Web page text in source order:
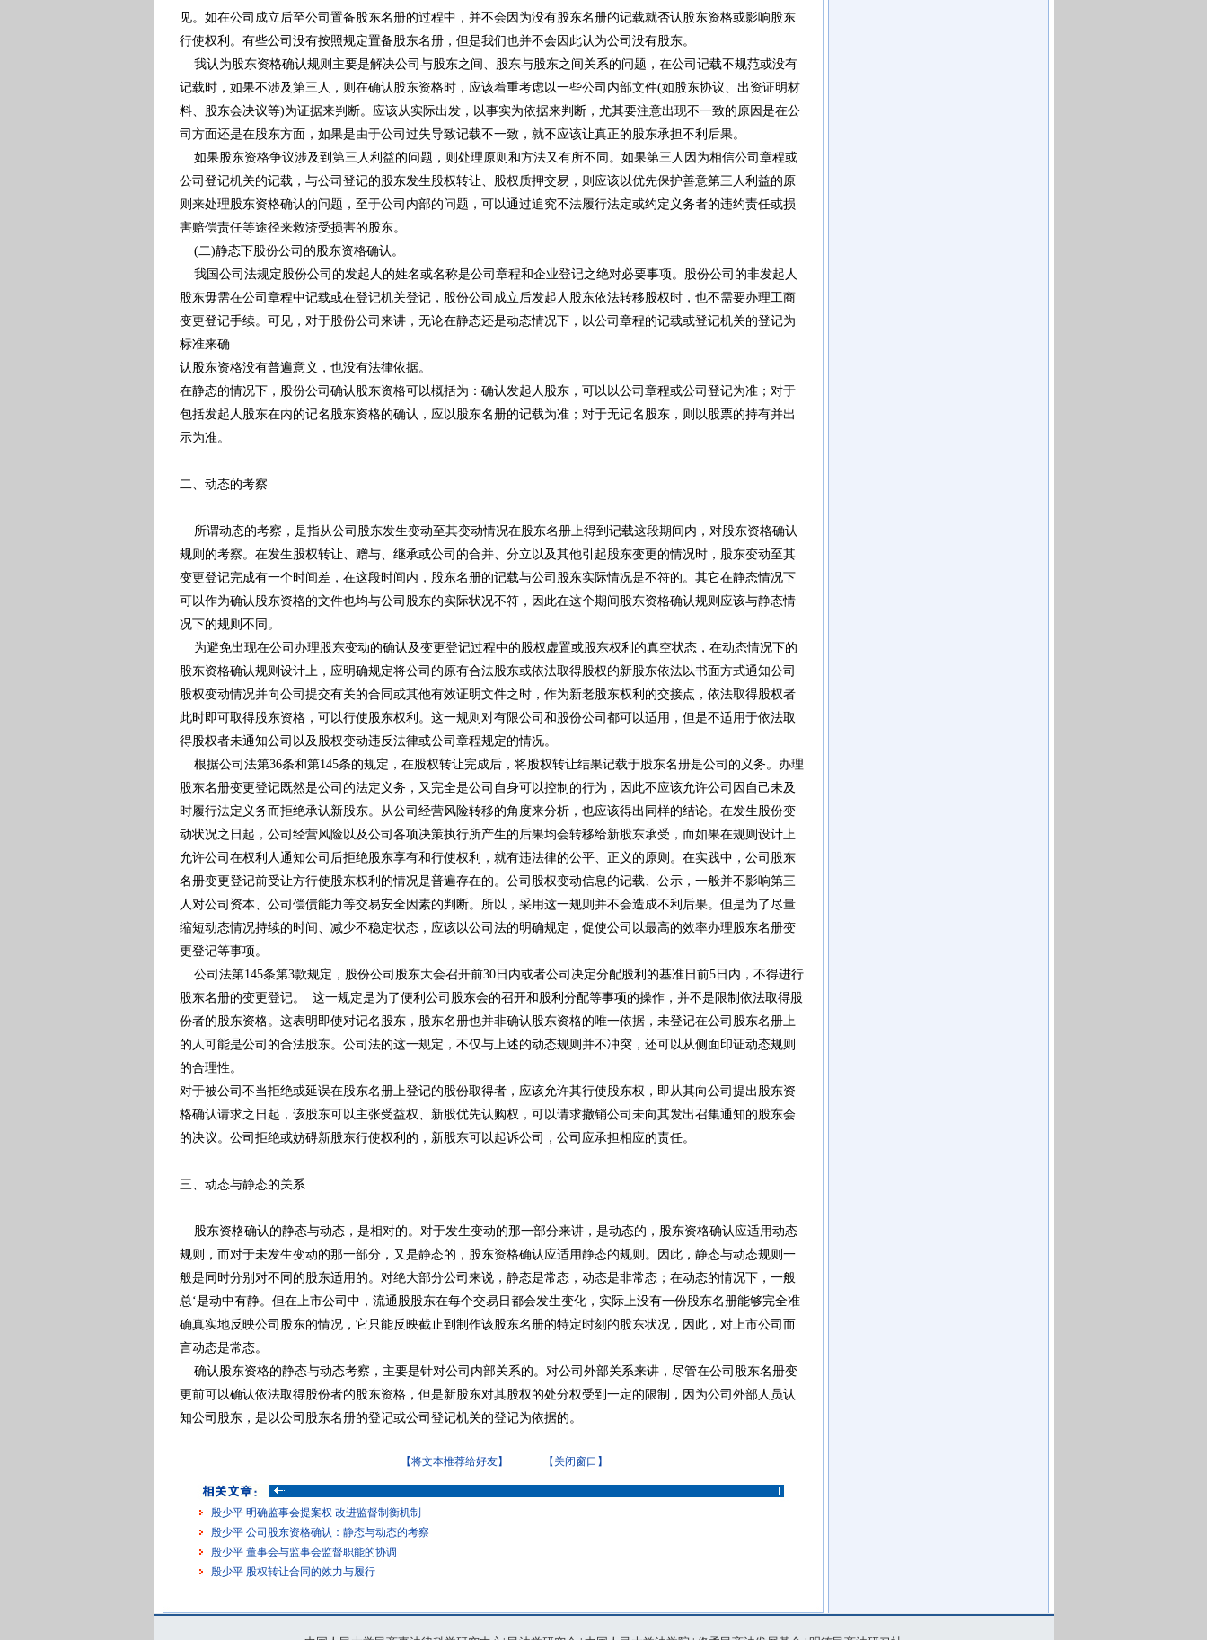
见。如在公司成立后至公司置备股东名册的过程中，并不会因为没有股东名册的记载就否认股东资格或影响股东
行使权利。有些公司没有按照规定置备股东名册，但是我们也并不会因此认为公司没有股东。
我认为股东资格确认规则主要是解决公司与股东之间、股东与股东之间关系的问题，在公司记载不规范或没有
记载时，如果不涉及第三人，则在确认股东资格时，应该着重考虑以一些公司内部文件(如股东协议、出资证明材
料、股东会决议等)为证据来判断。应该从实际出发，以事实为依据来判断，尤其要注意出现不一致的原因是在公
司方面还是在股东方面，如果是由于公司过失导致记载不一致，就不应该让真正的股东承担不利后果。
如果股东资格争议涉及到第三人利益的问题，则处理原则和方法又有所不同。如果第三人因为相信公司章程或
公司登记机关的记载，与公司登记的股东发生股权转让、股权质押交易，则应该以优先保护善意第三人利益的原
则来处理股东资格确认的问题，至于公司内部的问题，可以通过追究不法履行法定或约定义务者的违约责任或损
害赔偿责任等途径来救济受损害的股东。
(二)静态下股份公司的股东资格确认。
我国公司法规定股份公司的发起人的姓名或名称是公司章程和企业登记之绝对必要事项。股份公司的非发起人
股东毋需在公司章程中记载或在登记机关登记，股份公司成立后发起人股东依法转移股权时，也不需要办理工商
变更登记手续。可见，对于股份公司来讲，无论在静态还是动态情况下，以公司章程的记载或登记机关的登记为
标准来确
认股东资格没有普遍意义，也没有法律依据。
在静态的情况下，股份公司确认股东资格可以概括为：确认发起人股东，可以以公司章程或公司登记为准；对于
包括发起人股东在内的记名股东资格的确认，应以股东名册的记载为准；对于无记名股东，则以股票的持有并出
示为准。
二、动态的考察
所谓动态的考察，是指从公司股东发生变动至其变动情况在股东名册上得到记载这段期间内，对股东资格确认
规则的考察。在发生股权转让、赠与、继承或公司的合并、分立以及其他引起股东变更的情况时，股东变动至其
变更登记完成有一个时间差，在这段时间内，股东名册的记载与公司股东实际情况是不符的。其它在静态情况下
可以作为确认股东资格的文件也均与公司股东的实际状况不符，因此在这个期间股东资格确认规则应该与静态情
况下的规则不同。
为避免出现在公司办理股东变动的确认及变更登记过程中的股权虚置或股东权利的真空状态，在动态情况下的
股东资格确认规则设计上，应明确规定将公司的原有合法股东或依法取得股权的新股东依法以书面方式通知公司
股权变动情况并向公司提交有关的合同或其他有效证明文件之时，作为新老股东权利的交接点，依法取得股权者
此时即可取得股东资格，可以行使股东权利。这一规则对有限公司和股份公司都可以适用，但是不适用于依法取
得股权者未通知公司以及股权变动违反法律或公司章程规定的情况。
根据公司法第36条和第145条的规定，在股权转让完成后，将股权转让结果记载于股东名册是公司的义务。办理
股东名册变更登记既然是公司的法定义务，又完全是公司自身可以控制的行为，因此不应该允许公司因自己未及
时履行法定义务而拒绝承认新股东。从公司经营风险转移的角度来分析，也应该得出同样的结论。在发生股份变
动状况之日起，公司经营风险以及公司各项决策执行所产生的后果均会转移给新股东承受，而如果在规则设计上
允许公司在权利人通知公司后拒绝股东享有和行使权利，就有违法律的公平、正义的原则。在实践中，公司股东
名册变更登记前受让方行使股东权利的情况是普遍存在的。公司股权变动信息的记载、公示，一般并不影响第三
人对公司资本、公司偿债能力等交易安全因素的判断。所以，采用这一规则并不会造成不利后果。但是为了尽量
缩短动态情况持续的时间、减少不稳定状态，应该以公司法的明确规定，促使公司以最高的效率办理股东名册变
更登记等事项。
公司法第145条第3款规定，股份公司股东大会召开前30日内或者公司决定分配股利的基准日前5日内，不得进行
股东名册的变更登记。 这一规定是为了便利公司股东会的召开和股利分配等事项的操作，并不是限制依法取得股
份者的股东资格。这表明即使对记名股东，股东名册也并非确认股东资格的唯一依据，未登记在公司股东名册上
的人可能是公司的合法股东。公司法的这一规定，不仅与上述的动态规则并不冲突，还可以从侧面印证动态规则
的合理性。
对于被公司不当拒绝或延误在股东名册上登记的股份取得者，应该允许其行使股东权，即从其向公司提出股东资
格确认请求之日起，该股东可以主张受益权、新股优先认购权，可以请求撤销公司未向其发出召集通知的股东会
的决议。公司拒绝或妨碍新股东行使权利的，新股东可以起诉公司，公司应承担相应的责任。
三、动态与静态的关系
股东资格确认的静态与动态，是相对的。对于发生变动的那一部分来讲，是动态的，股东资格确认应适用动态
规则，而对于未发生变动的那一部分，又是静态的，股东资格确认应适用静态的规则。因此，静态与动态规则一
般是同时分别对不同的股东适用的。对绝大部分公司来说，静态是常态，动态是非常态；在动态的情况下，一般
总‘是动中有静。但在上市公司中，流通股股东在每个交易日都会发生变化，实际上没有一份股东名册能够完全准
确真实地反映公司股东的情况，它只能反映截止到制作该股东名册的特定时刻的股东状况，因此，对上市公司而
言动态是常态。
确认股东资格的静态与动态考察，主要是针对公司内部关系的。对公司外部关系来讲，尽管在公司股东名册变
更前可以确认依法取得股份者的股东资格，但是新股东对其股权的处分权受到一定的限制，因为公司外部人员认
知公司股东，是以公司股东名册的登记或公司登记机关的登记为依据的。
【将文本推荐给好友】 【关闭窗口】
殷少平 明确监事会提案权 改进监督制衡机制
殷少平 公司股东资格确认：静态与动态的考察
殷少平 董事会与监事会监督职能的协调
殷少平 股权转让合同的效力与履行